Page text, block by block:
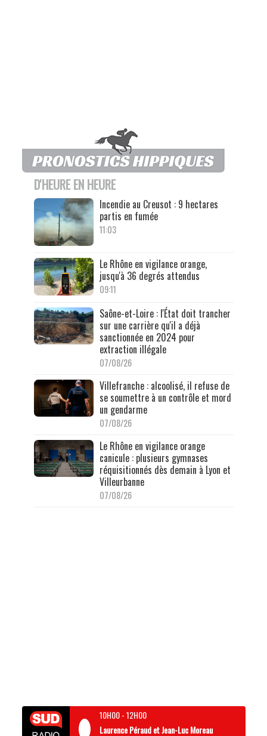
D'HEURE EN HEURE
Incendie au Creusot : 9 hectares
partis en fumée
11:03
Le Rhône en vigilance orange,
jusqu'à 36 degrés attendus
09:11
Saône-et-Loire : l'État doit trancher
sur une carrière qu'il a déjà
sanctionnée en 2024 pour
extraction illégale
07/08/26
Villefranche : alcoolisé, il refuse de
se soumettre à un contrôle et mord
un gendarme
07/08/26
Le Rhône en vigilance orange
canicule : plusieurs gymnases
réquisitionnés dès demain à Lyon et
Villeurbanne
07/08/26
10H00-12H00
Laurence Péraud et Jean-Luc Moreau